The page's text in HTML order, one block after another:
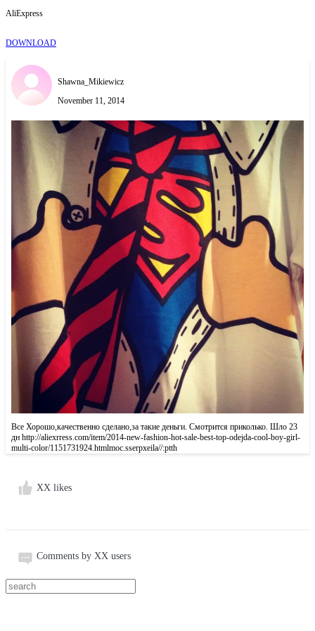
AliExpress
DOWNLOAD
Shawna_Mikiewicz
November 11, 2014
Все Хорошо,качественно сделано,за такие деньги. Смотрится приколько. Шло 23
дн http://aliexrress.com/item/2014-new-fashion-hot-sale-best-top-odejda-cool-boy-girl-
multi-color/1151731924.html‮http://aliexpress.com
XX likes
Comments by XX users